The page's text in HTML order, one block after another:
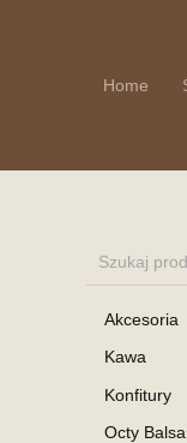
Home
Akcesoria
Kawa
Konfitury
Octy